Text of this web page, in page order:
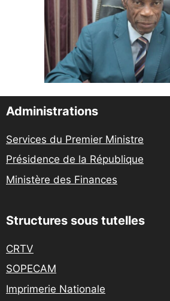
Administrations
Services du Premier Ministre
Présidence de la République
Ministère des Finances
Structures sous tutelles
CRTV
SOPECAM
Imprimerie Nationale